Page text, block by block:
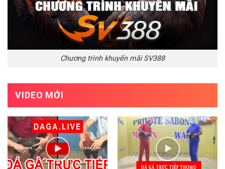
Chương trình khuyến mãi SV388
VIDEO MỚI